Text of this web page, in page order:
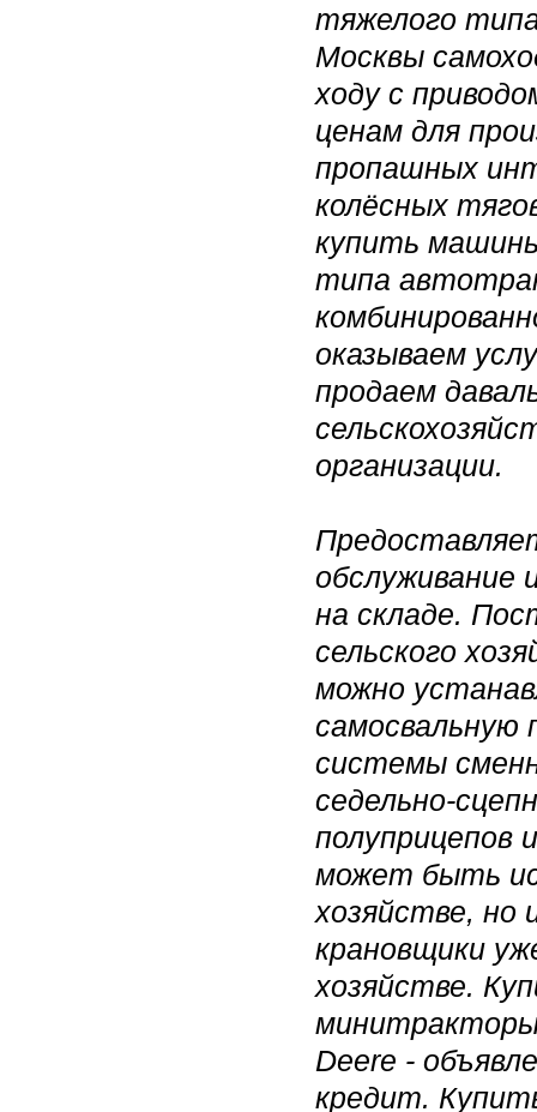
тяжелого
Москвы
ходу с
ценам для
пропашных
колёсных
купить
типа
оказываем
продаем
организации.
обслуживание
на складе.
сельского
можно
самосвальную
системы
седельно-
полуприцепов
может быть
хозяйстве, но
крановщики
хозяйстве.
Deere -
кредит.